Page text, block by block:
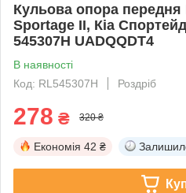
Кульова опора
Sportage II, Кіа
545307H UADQQDT4
В наявності
Код: RL545307H
Роздріб
278 ₴ 320 ₴
Економія 42 ₴